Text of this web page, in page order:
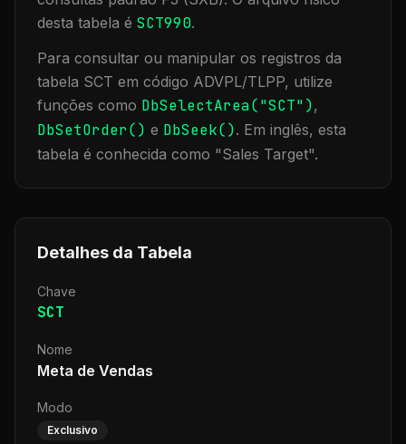
desta tabela é SCT990.
Para consultar ou manipular os registros da
tabela SCT em código ADVPL/TLPP, utilize
funções como DbSelectArea("SCT"),
DbSetOrder() e DbSeek(). Em inglês, esta
tabela é conhecida como "Sales Target".
Detalhes da Tabela
Chave
SCT
Nome
Meta de Vendas
Modo
Exclusivo